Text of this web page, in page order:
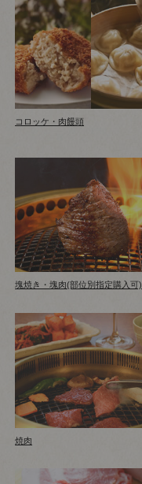
コロッケ・肉饅頭
塊焼き・塊肉(部位別指定購入可)
焼肉